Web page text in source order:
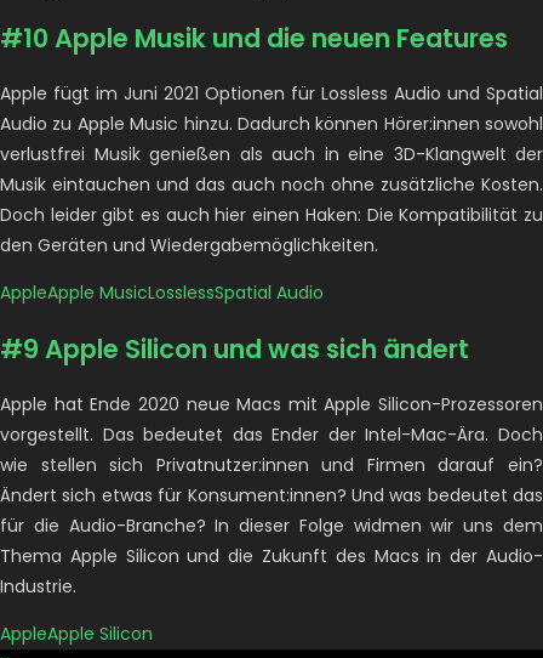
#10 Apple Musik und die neuen Features
Apple fügt im Juni 2021 Optionen für Lossless Audio und Spatial
Audio zu Apple Music hinzu. Dadurch können Hörer:innen sowohl
verlustfrei Musik genießen als auch in eine 3D-Klangwelt der
Musik eintauchen und das auch noch ohne zusätzliche Kosten.
Doch leider gibt es auch hier einen Haken: Die Kompatibilität zu
den Geräten und Wiedergabemöglichkeiten.
AppleApple MusicLosslessSpatial Audio
#9 Apple Silicon und was sich ändert
Apple hat Ende 2020 neue Macs mit Apple Silicon-Prozessoren
vorgestellt. Das bedeutet das Ender der Intel-Mac-Ära. Doch
wie stellen sich Privatnutzer:innen und Firmen darauf ein?
Ändert sich etwas für Konsument:innen? Und was bedeutet das
für die Audio-Branche? In dieser Folge widmen wir uns dem
Thema Apple Silicon und die Zukunft des Macs in der Audio-
Industrie.
AppleApple Silicon